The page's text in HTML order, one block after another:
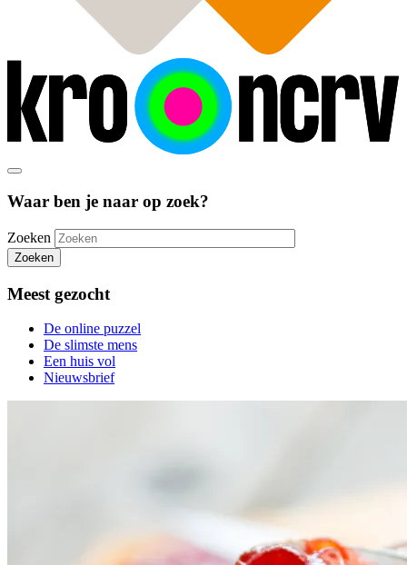
Waar ben je naar op zoek?
Zoeken
Zoeken
Meest gezocht
De online puzzel
De slimste mens
Een huis vol
Nieuwsbrief